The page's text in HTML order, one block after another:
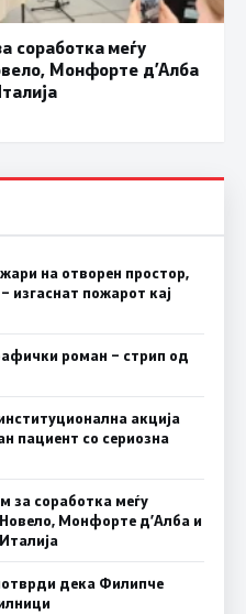
соработка меѓу
Монфорте д’Алба
на отворен простор,
изгаснат пожарот кај
роман – стрип од
акција
пациент со сериозна
соработка меѓу
Монфорте д’Алба и
дека Филипче